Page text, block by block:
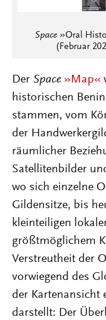
Space »Oral
(Februar
Der Space »Map«
historischen
stammen, vom
der
räumlicher
Satellitenbilder
wo sich einzelne
Gildensitze, bis
kleinteiligen
größtmöglichem
Verstreutheit der
vorwiegend des
der Kartenansicht
darstellt: Der